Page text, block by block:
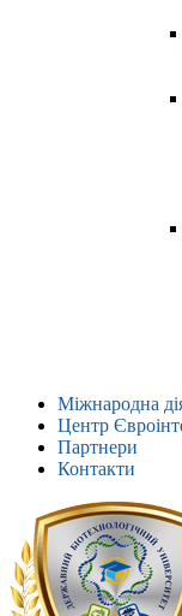
Міжнародна
Центр
Партнери
Контакти